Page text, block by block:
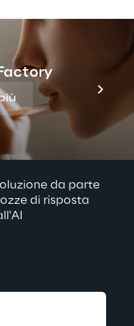
base integrati
soluzione
da parte
di risposta